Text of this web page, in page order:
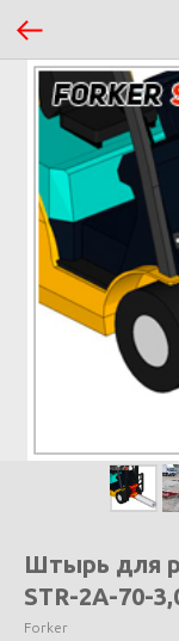
Штырь для
STR-2A-70-
Forker